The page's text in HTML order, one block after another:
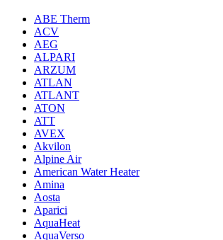
ABE Therm
ACV
AEG
ALPARI
ARZUM
ATLAN
ATLANT
ATON
ATT
AVEX
Akvilon
Alpine Air
American Water Heater
Amina
Aosta
Aparici
AquaHeat
AquaVerso